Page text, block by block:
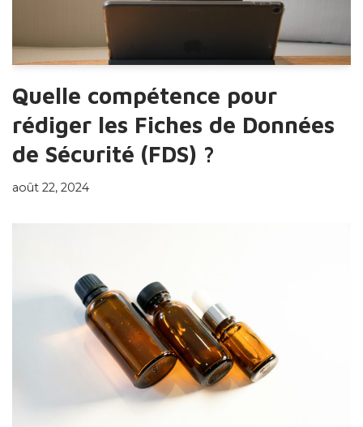
Quelle compétence pour
rédiger les Fiches de Données
de Sécurité (FDS) ?
août 22, 2024